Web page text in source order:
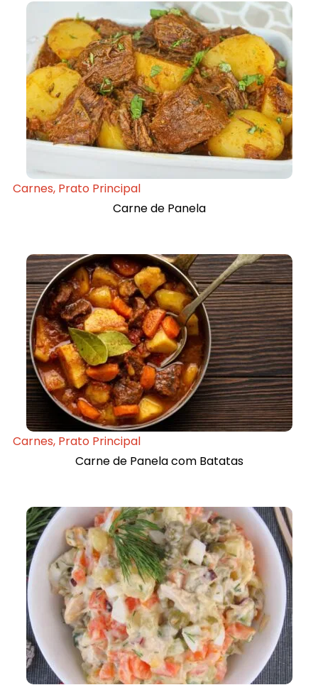
Carnes, Prato Principal
Carne de Panela
Carnes, Prato Principal
Carne de Panela com Batatas